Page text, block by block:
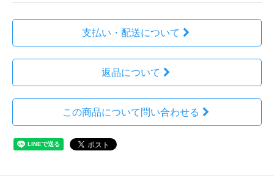
支払い・配送について
返品について
この商品について問い合わせる